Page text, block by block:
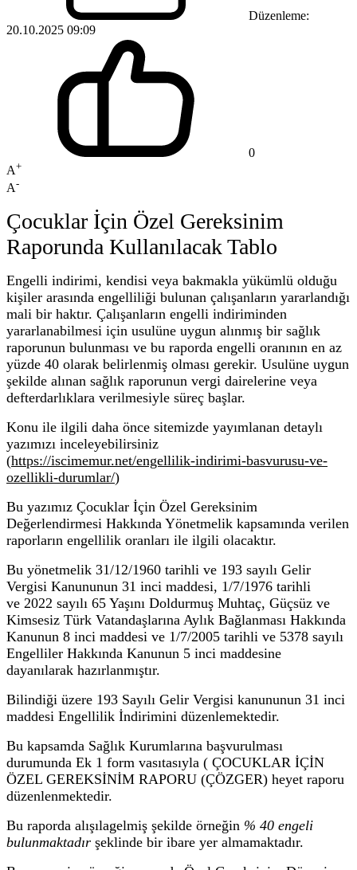
Düzenleme:
20.10.2025 09:09
0
A+
A-
Çocuklar İçin Özel Gereksinim
Raporunda Kullanılacak Tablo
Engelli indirimi, kendisi veya bakmakla yükümlü olduğu
kişiler arasında engelliliği bulunan çalışanların yararlandığı
mali bir haktır. Çalışanların engelli indiriminden
yararlanabilmesi için usulüne uygun alınmış bir sağlık
raporunun bulunması ve bu raporda engelli oranının en az
yüzde 40 olarak belirlenmiş olması gerekir. Usulüne uygun
şekilde alınan sağlık raporunun vergi dairelerine veya
defterdarlıklara verilmesiyle süreç başlar.
Konu ile ilgili daha önce sitemizde yayımlanan detaylı
yazımızı inceleyebilirsiniz
(https://iscimemur.net/engellilik-indirimi-basvurusu-ve-
ozellikli-durumlar/)
Bu yazımız Çocuklar İçin Özel Gereksinim
Değerlendirmesi Hakkında Yönetmelik kapsamında verilen
raporların engellilik oranları ile ilgili olacaktır.
Bu yönetmelik 31/12/1960 tarihli ve 193 sayılı Gelir
Vergisi Kanununun 31 inci maddesi, 1/7/1976 tarihli
ve 2022 sayılı 65 Yaşını Doldurmuş Muhtaç, Güçsüz ve
Kimsesiz Türk Vatandaşlarına Aylık Bağlanması Hakkında
Kanunun 8 inci maddesi ve 1/7/2005 tarihli ve 5378 sayılı
Engelliler Hakkında Kanunun 5 inci maddesine
dayanılarak hazırlanmıştır.
Bilindiği üzere 193 Sayılı Gelir Vergisi kanununun 31 inci
maddesi Engellilik İndirimini düzenlemektedir.
Bu kapsamda Sağlık Kurumlarına başvurulması
durumunda Ek 1 form vasıtasıyla ( ÇOCUKLAR İÇİN
ÖZEL GEREKSİNİM RAPORU (ÇÖZGER) heyet raporu
düzenlenmektedir.
Bu raporda alışılagelmiş şekilde örneğin % 40 engeli
bulunmaktadır şeklinde bir ibare yer almamaktadır.